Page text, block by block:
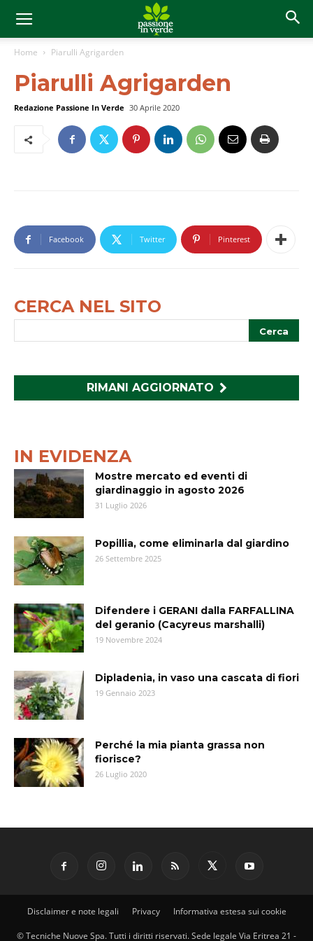
Home Piarulli Agrigarden
Piarulli Agrigarden
Redazione Passione In Verde 30 Aprile 2020
Facebook Twitter Pinterest
CERCA NEL SITO
RIMANI AGGIORNATO
IN EVIDENZA
Mostre mercato ed eventi di
giardinaggio in agosto 2026
31 Luglio 2026
Popillia, come eliminarla dal giardino
26 Settembre 2025
Difendere i GERANI dalla FARFALLINA
del geranio (Cacyreus marshalli)
19 Novembre 2024
Dipladenia, in vaso una cascata di fiori
19 Gennaio 2023
Perché la mia pianta grassa non
fiorisce?
26 Luglio 2020
Disclaimer e note legali Privacy Informativa estesa sui cookie
© Tecniche Nuove Spa. Tutti i diritti riservati. Sede legale Via Eritrea 21 -